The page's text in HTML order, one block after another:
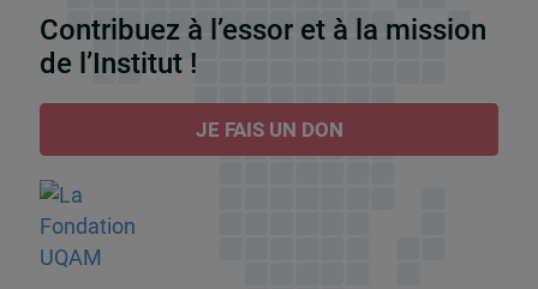
Contribuez à l’essor et à la mission
de l’Institut !
JE FAIS UN DON